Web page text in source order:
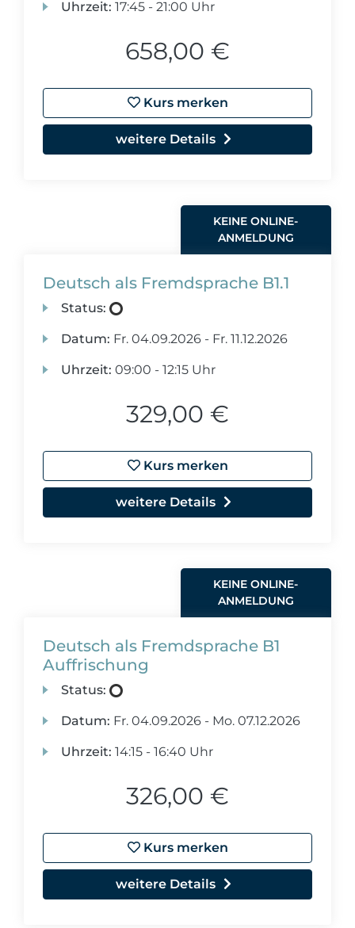
Uhrzeit: 17:45 - 21:00 Uhr
658,00 €
Kurs merken
weitere Details
KEINE ONLINE-
ANMELDUNG
Deutsch als Fremdsprache B1.1
Status:
Datum: Fr. 04.09.2026 - Fr. 11.12.2026
Uhrzeit: 09:00 - 12:15 Uhr
329,00 €
Kurs merken
weitere Details
KEINE ONLINE-
ANMELDUNG
Deutsch als Fremdsprache B1
Auffrischung
Status:
Datum: Fr. 04.09.2026 - Mo. 07.12.2026
Uhrzeit: 14:15 - 16:40 Uhr
326,00 €
Kurs merken
weitere Details